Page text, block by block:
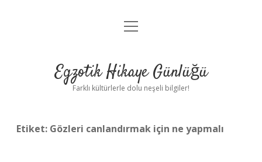
Anasayfa
Yasal Uyarı
menüyü
Egzotik Hikaye Günlüğü
Farklı kültürlerle dolu neşeli bilgiler!
Etiket: Gözleri canlandırmak için ne yapmalı